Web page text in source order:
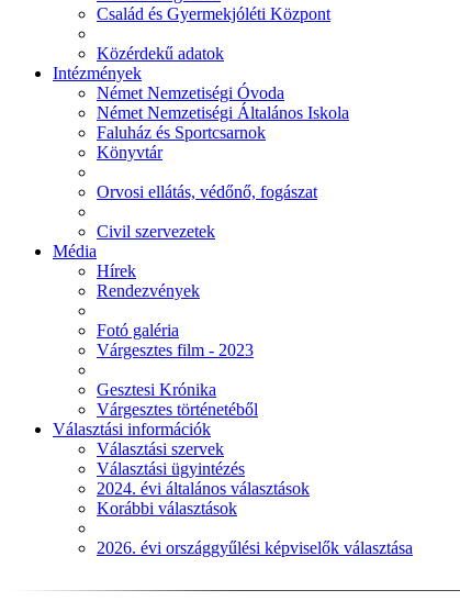
Család és Gyermekjóléti Központ
Közérdekű adatok
Intézmények
Német Nemzetiségi Óvoda
Német Nemzetiségi Általános Iskola
Faluház és Sportcsarnok
Könyvtár
Orvosi ellátás, védőnő, fogászat
Civil szervezetek
Média
Hírek
Rendezvények
Fotó galéria
Várgesztes film - 2023
Gesztesi Krónika
Várgesztes történetéből
Választási információk
Választási szervek
Választási ügyintézés
2024. évi általános választások
Korábbi választások
2026. évi országgyűlési képviselők választása